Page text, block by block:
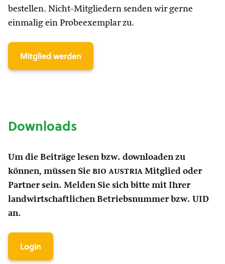
bestellen. Nicht-Mitgliedern senden wir gerne
einmalig ein Probeexemplar zu.
Mitglied werden
Downloads
Um die Beiträge lesen bzw. downloaden zu
können, müssen Sie bio austria Mitglied oder
Partner sein. Melden Sie sich bitte mit Ihrer
landwirtschaftlichen Betriebsnummer bzw. UID
an.
Login